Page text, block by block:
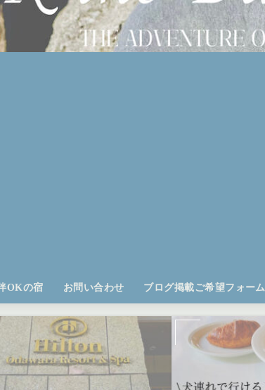
OKの宿 お問い合わせ ブログ掲載ご希望フォーム